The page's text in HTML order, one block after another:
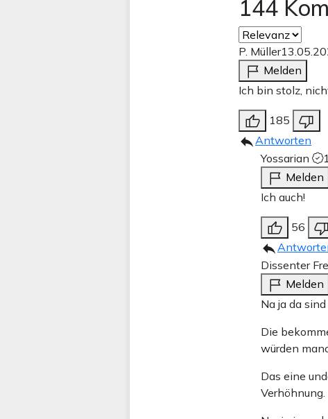
144
P. Müller
Melden
Ich bin stolz,
185
Antworten
Yossarian
Melden
Ich auch!
56
Dissenter
Melden
Na ja da
Die
würden
Das eine
Verhöhnung.